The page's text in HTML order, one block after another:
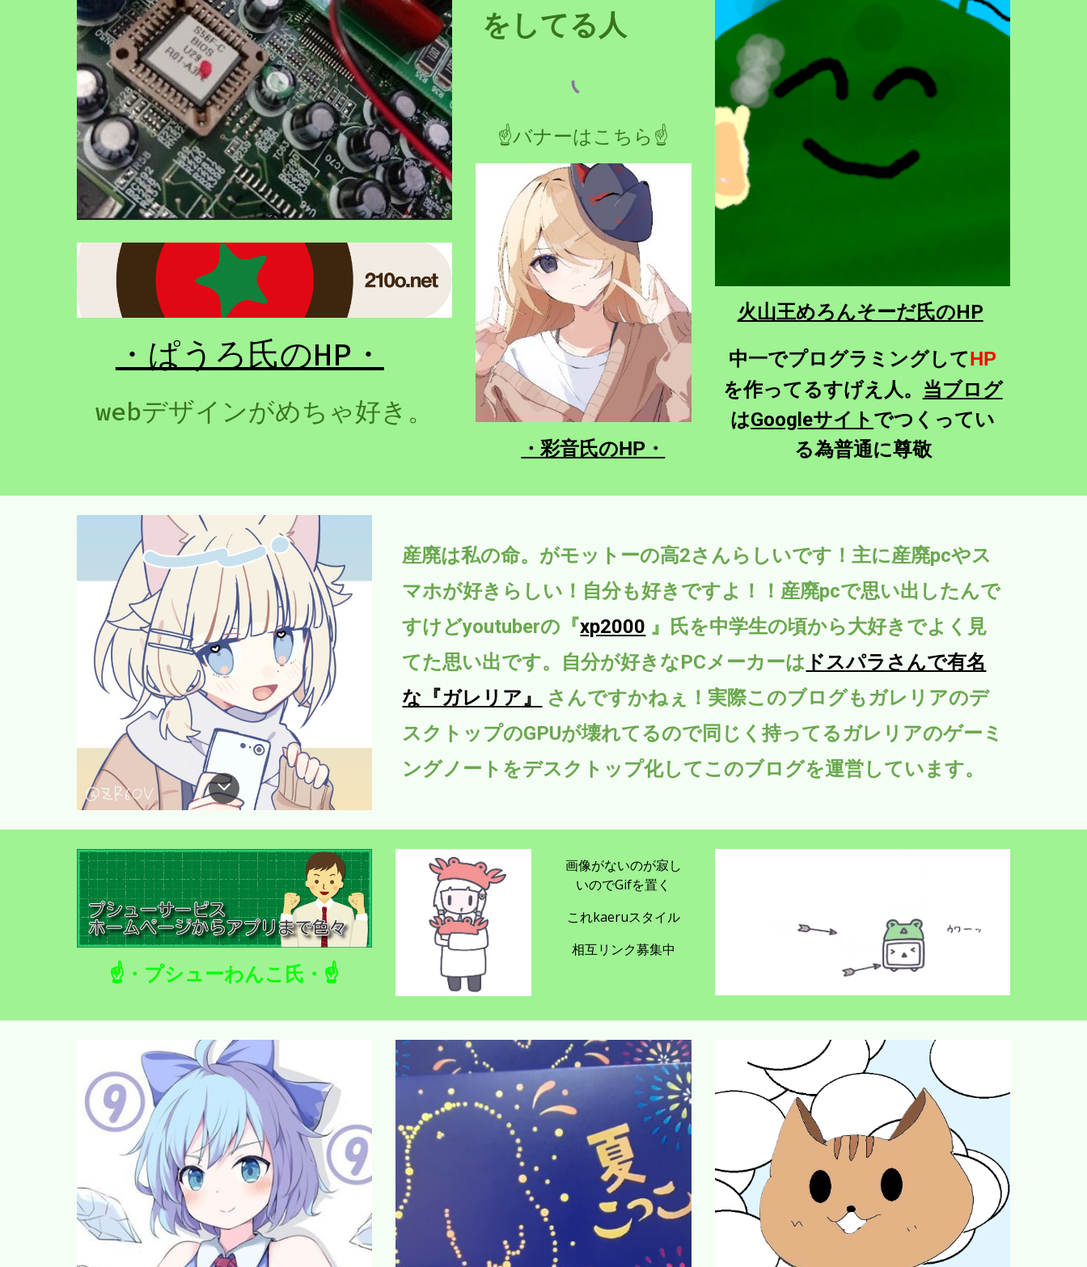
・ぱうろ氏のHP・
webデザインがめちゃ好き。
をしてる人
☝バナーはこちら☝
・彩音氏のHP・
火山王めろんそーだ氏のHP
中一でプログラミングしてHP
を作ってるすげえ人。 当ブログ
はGoogleサイト でつくってい
る為普通に尊敬
産廃は私の命。がモットーの高2さんらしいです！主に産廃pcやス
マホが好きらしい！自分も好きですよ！！産廃pcで思い出したんで
すけどyoutuberの『xp2000 』氏を中学生の頃から大好きでよく見
てた思い出です。自分が好きなPCメーカーは ドスパラさんで有名
な『ガレリア』
さんですかねぇ！実際このブログもガレリアのデ
スクトップのGPUが壊れてるので同じく持ってるガレリアのゲーミ
ングノートをデスクトップ化してこのブログを運営しています。
☝・プシューわんこ氏・☝
画像がないのが寂し
いのでGifを置く
これkaeruスタイル
相互リンク募集中